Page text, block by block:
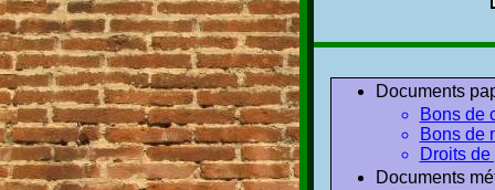
Documents
Bons de
Bons de
Droits
Documents